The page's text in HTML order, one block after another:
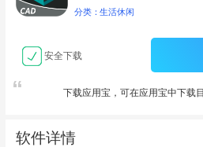
分类：生活休闲
安全下载
下载应用宝，可在应用宝中下载
软件详情